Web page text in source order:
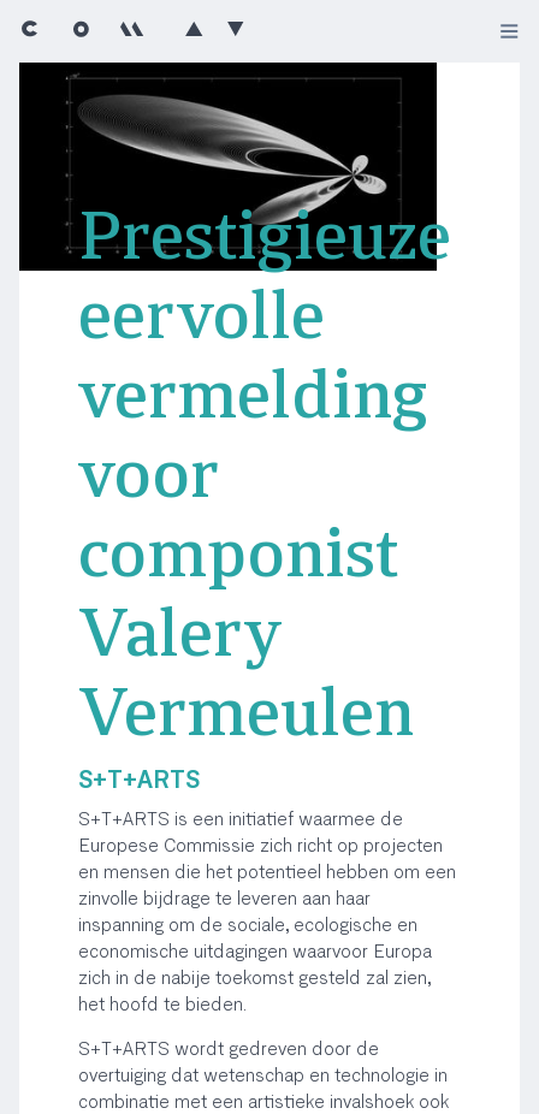
Prestigieuze
eervolle
vermelding
voor
componist
Valery
Vermeulen
S+T+ARTS
S+T+ARTS is een initiatief waarmee de
Europese Commissie zich richt op projecten
en mensen die het potentieel hebben om een
zinvolle bijdrage te leveren aan haar
inspanning om de sociale, ecologische en
economische uitdagingen waarvoor Europa
zich in de nabije toekomst gesteld zal zien,
het hoofd te bieden.
S+T+ARTS wordt gedreven door de
overtuiging dat wetenschap en technologie in
combinatie met een artistieke invalshoek ook